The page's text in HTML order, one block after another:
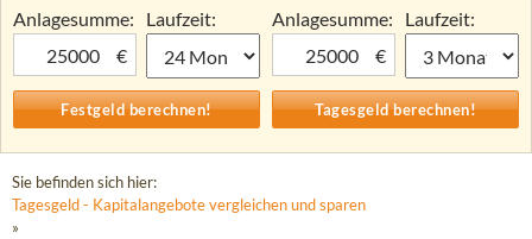
Anlagesumme:
€
Laufzeit:
Anlagesumme:
€
Laufzeit:
Sie befinden sich hier:
Tagesgeld - Kapitalangebote vergleichen und sparen
»